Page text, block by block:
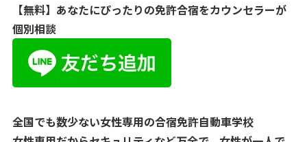
【無料】あなたにぴったりの免許合宿をカウンセラーが
個別相談
全国でも数少ない女性専用の合宿免許自動車学校